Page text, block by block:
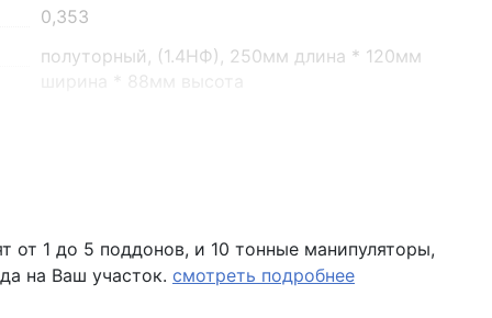
Н8 (вывеска "Мир кирпича")
0,353
полуторный, (1.4НФ), 250мм длина * 120мм
ширина * 88мм высота
308 шт
10,5%
от 1 до 5 поддонов, и 10 тонные манипуляторы,
на Ваш участок. смотреть подробнее